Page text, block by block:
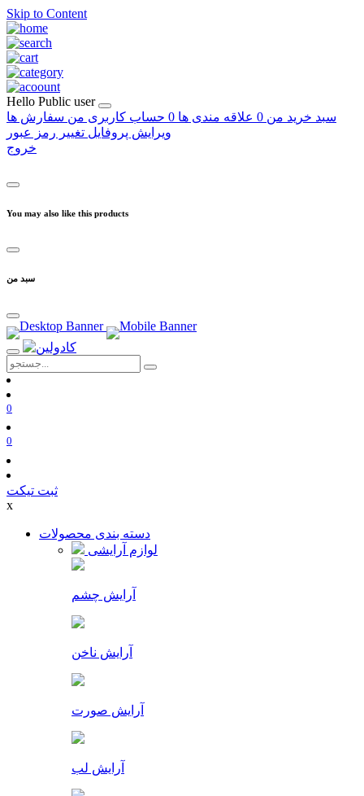
Skip to Content
Hello Public user
سبد خرید من 0 علاقه مندی ها 0 حساب کاربری من سفارش ها
ویرایش پروفایل تغییر رمز عبور
خروج
You may also like this products
سبد من
0
0
ثبت تیکت
x
دسته بندی محصولات
لوازم آرایشی
آرایش چشم
آرایش ناخن
آرایش صورت
آرایش لب